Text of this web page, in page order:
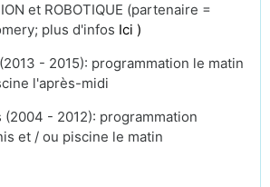
et ROBOTIQUE (partenaire =
plus d'infos Ici )
- 2015): programmation le matin
l'après-midi
(2004 - 2012): programmation
et / ou piscine le matin